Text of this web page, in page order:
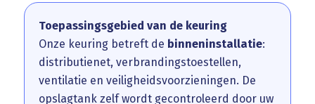
Toepassingsgebied van de keuring
Onze keuring betreft de binneninstallatie:
distributienet, verbrandingstoestellen,
ventilatie en veiligheidsvoorzieningen. De
opslagtank zelf wordt gecontroleerd door uw